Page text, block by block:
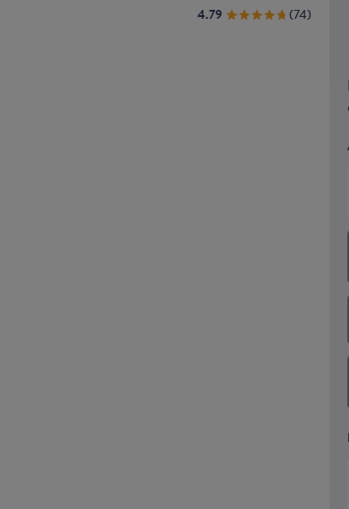
4.79 (74)